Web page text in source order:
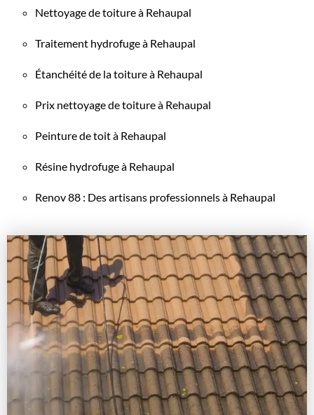
Nettoyage de toiture à Rehaupal
Traitement hydrofuge à Rehaupal
Étanchéité de la toiture à Rehaupal
Prix nettoyage de toiture à Rehaupal
Peinture de toit à Rehaupal
Résine hydrofuge à Rehaupal
Renov 88 : Des artisans professionnels à Rehaupal